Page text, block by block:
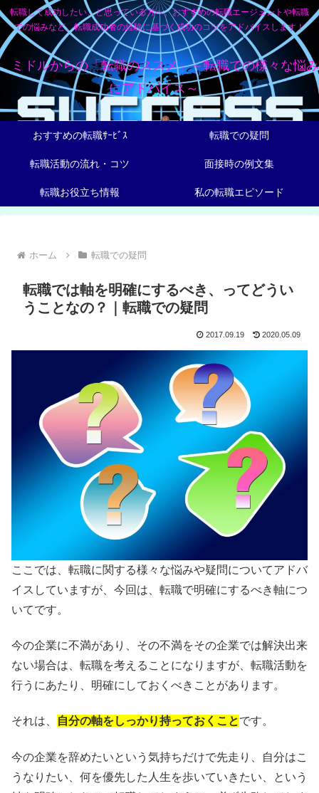
転職して成功したい、と思っている方へ。おすすめの転職エージェントや転職
での悩みなど、転職成功者の経験に基づく成功のコツをアドバイスします！
ミドルからの「転職のススメ」～転職での様々な悩み
にアドバイス～
おすすめの転職ｻｰﾋﾞｽ 転職での疑問
転職活動の流れ・コツ 面接時の例文集
転職お役立ち情報 私の転職エピソード
ホーム 転職での疑問
転職では軸を明確にするべき、ってどうい
うことなの？｜転職での疑問
2017.09.19 2020.05.09
ここでは、転職に関する様々な悩みや疑問についてアドバ
イスしていますが、今回は、転職で明確にするべき軸につ
いてです。
今の企業に不満があり、その不満をその企業では解決出来
ない場合は、転職を考えることになりますが、転職活動を
行うにあたり、明確にしておくべきことがあります。
それは、 自分の軸をしっかり持っておくことです。
今の企業を辞めたいという気持ちだけで先走り、自分はこ
うなりたい、何を優先した人生を歩いていきたい、という